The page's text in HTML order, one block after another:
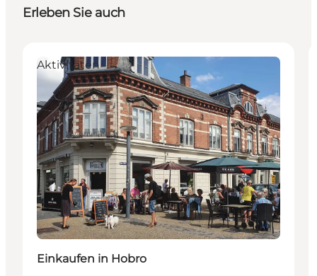
Erleben Sie auch
Aktivitäten
Einkaufen in Hobro